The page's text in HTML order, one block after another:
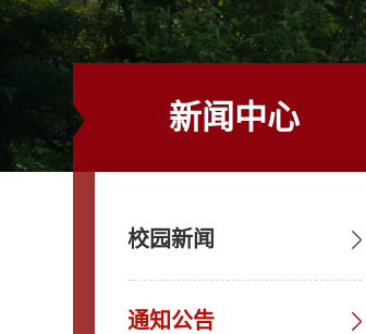
新闻中心
校园新闻
通知公告